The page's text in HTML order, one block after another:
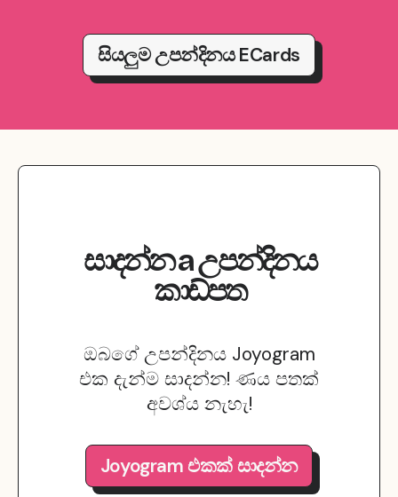
සියලුම උපන්දිනය ECards
සාදන්නaඋපන්දිනය
කාඩ්පත
ඔබගේ උපන්දිනය Joyogram
එක දැන්ම සාදන්න! ණය පතක්
අවශ්ය නැහැ!
Joyogram එකක් සාදන්න